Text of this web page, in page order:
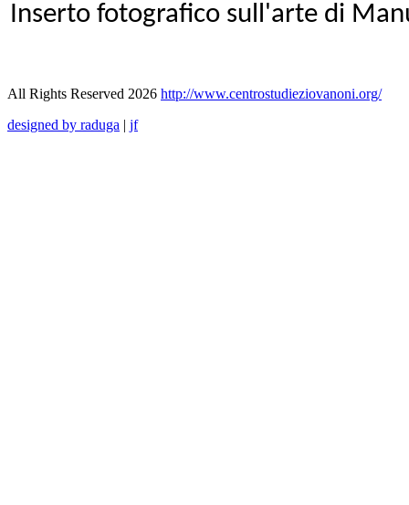
Inserto fotografico sull'arte di
All Rights Reserved 2026 http://www.centrostudieziovanoni.org/
designed by raduga | jf